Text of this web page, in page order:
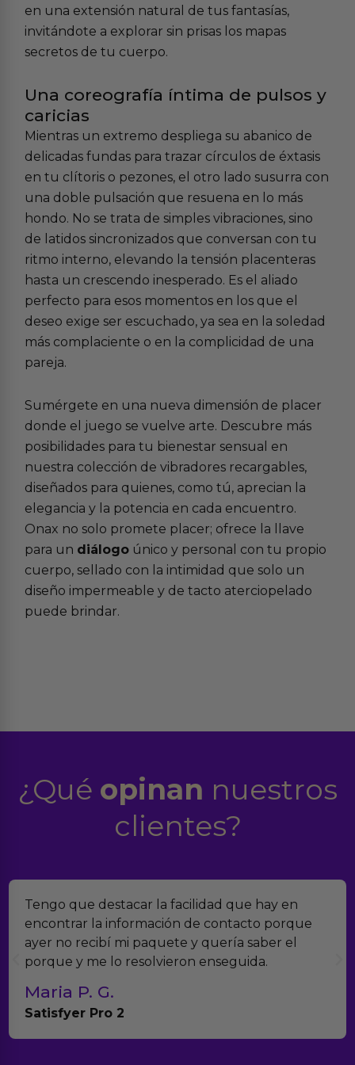
en una extensión natural de tus fantasías,
invitándote a explorar sin prisas los mapas
secretos de tu cuerpo.
Una coreografía íntima de pulsos y
caricias
Mientras un extremo despliega su abanico de
delicadas fundas para trazar círculos de éxtasis
en tu clítoris o pezones, el otro lado susurra con
una doble pulsación que resuena en lo más
hondo. No se trata de simples vibraciones, sino
de latidos sincronizados que conversan con tu
ritmo interno, elevando la tensión placenteras
hasta un crescendo inesperado. Es el aliado
perfecto para esos momentos en los que el
deseo exige ser escuchado, ya sea en la soledad
más complaciente o en la complicidad de una
pareja.
Sumérgete en una nueva dimensión de placer
donde el juego se vuelve arte. Descubre más
posibilidades para tu bienestar sensual en
nuestra colección devibradores recargables,
diseñados para quienes, como tú, aprecian la
elegancia y la potencia en cada encuentro.
Onax no solo promete placer; ofrece la llave
para un diálogo único y personal con tu propio
cuerpo, sellado con la intimidad que solo un
diseño impermeable y de tacto aterciopelado
puede brindar.
¿Qué opinan nuestros
clientes?
Encontramos Erotiks a través de Google y la
verdad es que nos han sorprendido. Tienen
muchísimos productos y han sido super atentos
con el seguimiento del pedido.
Teresa y Diego
Anna Huevo Vibrador